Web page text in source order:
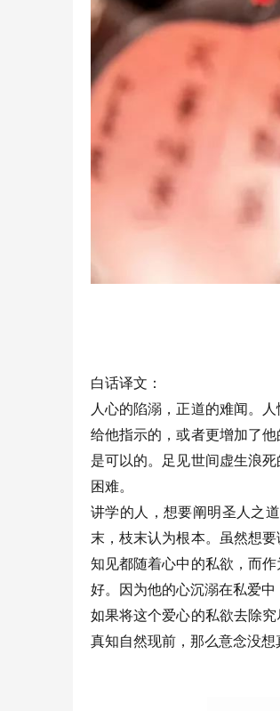
白话译文：
人心的陷溺，正道的难闻。
给他指示的，或者更增加了
是可以的。足见世间虚生浪
困难。
讲学的人，想要阐明圣人之
末，枝末认为根本。虽然想
知见都随着心中的私欲，而
好。因为他的心沉溺在私爱中
如果将这个爱心的私欲去除
真知自然现前，那么意念没